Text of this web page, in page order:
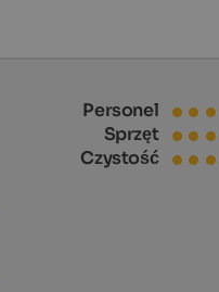
Personel
Sprzęt
Czystość